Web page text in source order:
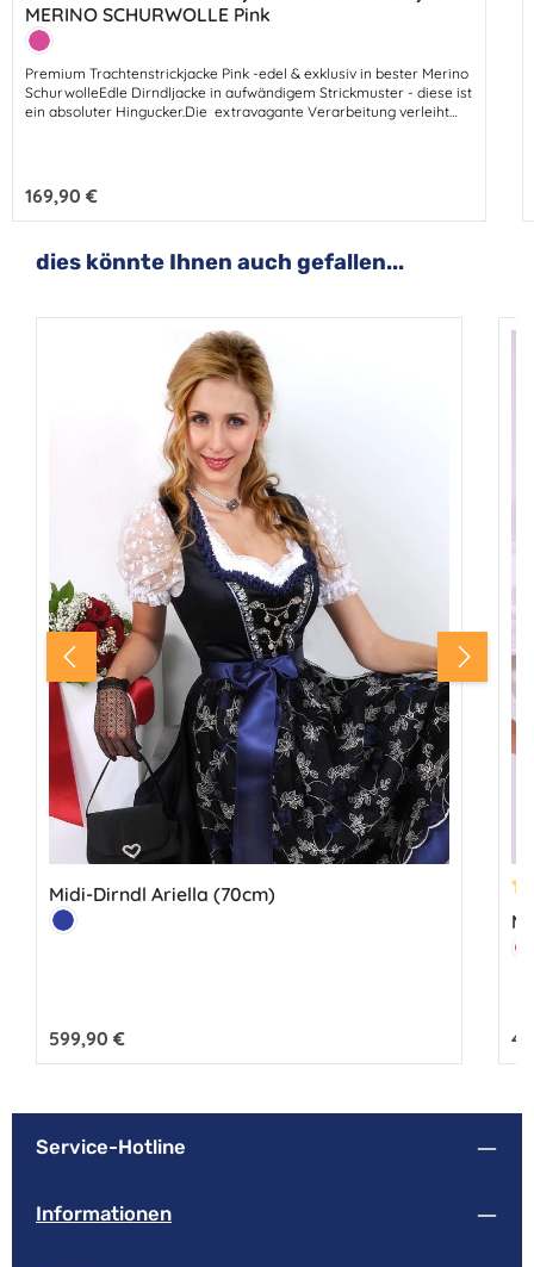
MERINO SCHURWOLLE Pink
Farbe:
Pink
Premium Trachtenstrickjacke Pink -edel & exklusiv in bester Merino
SchurwolleEdle Dirndljacke in aufwändigem Strickmuster - diese ist
ein absoluter Hingucker.Die extravagante Verarbeitung verleiht
Klassiker.Hochwertige Schurwolle ist ganz einfach das Beste!Diese
feminine Trachtenjacke ist ein unverzichtbares Edel-Basic und eine
charmante Begleiterin zum Dirndl.
Regulärer Preis:
169,90 €
Produktgalerie überspringen
dies könnte Ihnen auch gefallen...
Midi-Dirndl Ariella (70cm)
Farbe:
Marine
Regulärer Preis:
599,90 €
Service-Hotline
Informationen